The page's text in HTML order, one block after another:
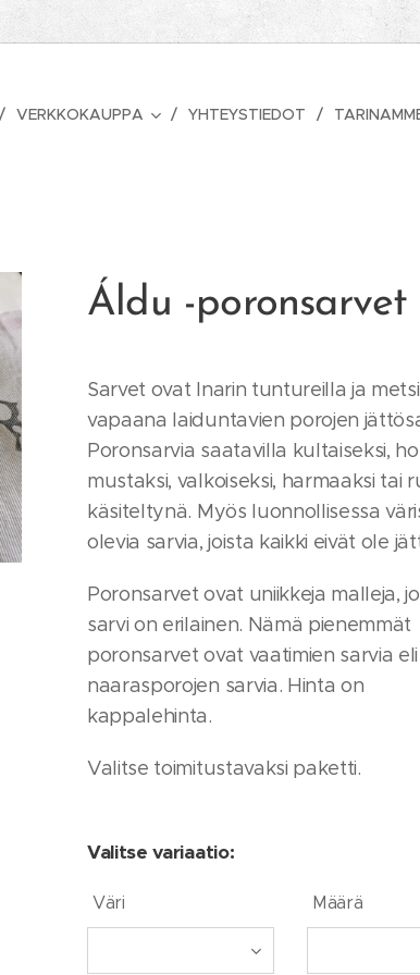
VERKKOKAUPPA YHTEYSTIEDOT
Áldu -poronsarvet
Sarvet ovat Inarin tuntureilla ja
vapaana laiduntavien porojen
Poronsarvia saatavilla kultaiseksi,
mustaksi, valkoiseksi, harmaaksi tai
käsiteltynä. Myös luonnollisessa
olevia sarvia, joista kaikki eivät ole
Poronsarvet ovat uniikkeja malleja,
sarvi on erilainen. Nämä pienemmät
poronsarvet ovat vaatimien sarvia eli
naarasporojen sarvia. Hinta on
kappalehinta.
Valitse toimitustavaksi paketti.
Valitse variaatio:
Väri Määrä